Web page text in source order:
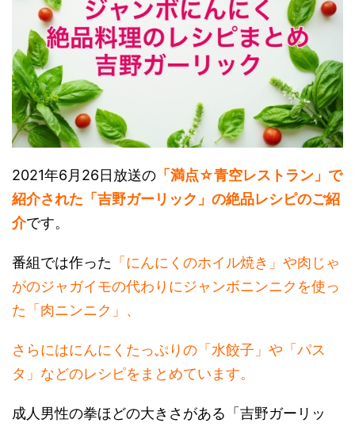
2021年6月26日放送の 「満点☆青空レストラン」で
紹介された「吉野ガーリック」の絶品レシピのご紹
介です。
番組では作った 「にんにくのホイル焼き」や肉じゃ
がのジャガイモの代わりにジャンボニンニクを使っ
た「肉ニンニク」、
さらにはにんにくたっぷりの「水餃子」や「パス
タ」などのレシピをまとめています。
成人男性の拳ほどの大きさがある「吉野ガーリッ